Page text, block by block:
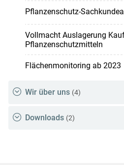
Pflanzenschutz-
Vollmacht Auslagerung
Pflanzenschutzmitteln
Flächenmonitoring ab 2023
Wir über uns (4)
Downloads (2)